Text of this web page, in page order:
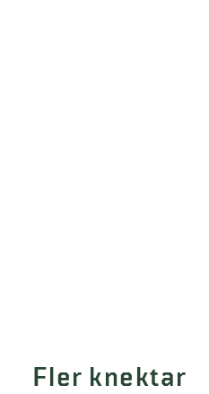
Fler knektar